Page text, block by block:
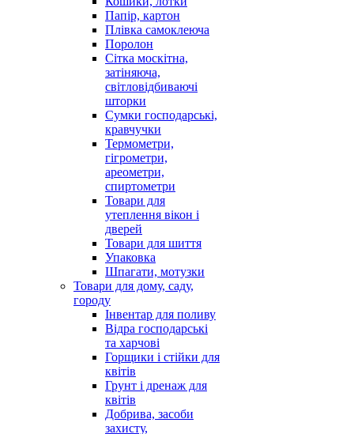
Папір, картон
Плівка самоклеюча
Поролон
Сітка москітна,
затіняюча,
світловідбиваючі
шторки
Сумки господарські,
кравчучки
Термометри,
гігрометри,
ареометри,
спиртометри
Товари для
утеплення вікон і
дверей
Товари для шиття
Упаковка
Шпагати, мотузки
Товари для дому, саду,
городу
Інвентар для поливу
Відра господарські
та харчові
Горщики і стійки для
квітів
Грунт і дренаж для
квітів
Добрива, засоби
захисту,